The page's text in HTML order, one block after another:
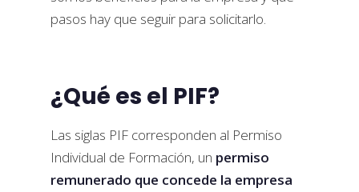
pasos hay que seguir para solicitarlo.
¿Qué es el PIF?
Las siglas PIF corresponden al Permiso
Individual de Formación, un permiso
remunerado que concede la empresa